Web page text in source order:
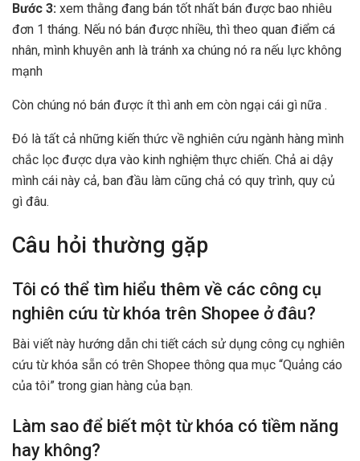
Bước 3: xem thằng đang bán tốt nhất bán được bao nhiêu
đơn 1 tháng. Nếu nó bán được nhiều, thì theo quan điểm cá
nhân, mình khuyên anh là tránh xa chúng nó ra nếu lực không
mạnh
Còn chúng nó bán được ít thì anh em còn ngại cái gì nữa .
Đó là tất cả những kiến thức về nghiên cứu ngành hàng mình
chắc lọc được dựa vào kinh nghiệm thực chiến. Chả ai dậy
mình cái này cả, ban đầu làm cũng chả có quy trình, quy củ
gì đâu.
Câu hỏi thường gặp
Tôi có thể tìm hiểu thêm về các công cụ
nghiên cứu từ khóa trên Shopee ở đâu?
Bài viết này hướng dẫn chi tiết cách sử dụng công cụ nghiên
cứu từ khóa sẵn có trên Shopee thông qua mục “Quảng cáo
của tôi” trong gian hàng của bạn.
Làm sao để biết một từ khóa có tiềm năng
hay không?